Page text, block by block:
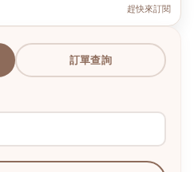
趕快來訂閱
訂單查詢